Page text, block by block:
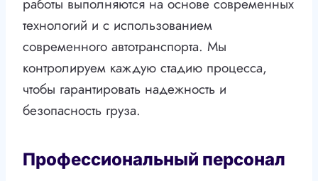
работы выполняются на основе современных
технологий и с использованием
современного автотранспорта. Мы
контролируем каждую стадию процесса,
чтобы гарантировать надежность и
безопасность груза.
Профессиональный персонал